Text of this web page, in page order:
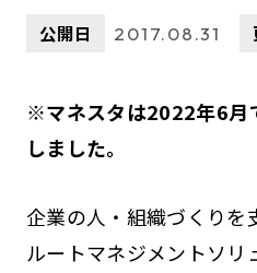
公開日 2017.08.31
※マネスタは2022年6月
しました。
企業の人・組織づくりを
ルートマネジメントソリ